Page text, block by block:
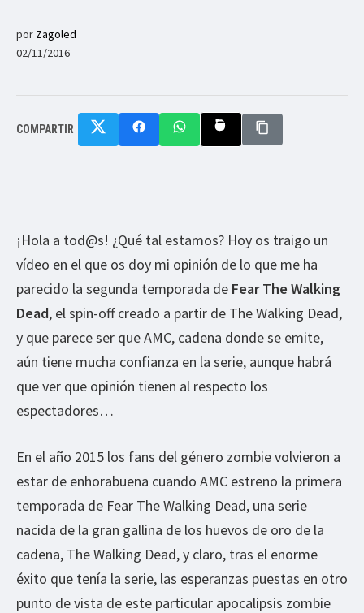
por Zagoled
02/11/2016
COMPARTIR
¡Hola a tod@s! ¿Qué tal estamos? Hoy os traigo un
vídeo en el que os doy mi opinión de lo que me ha
parecido la segunda temporada de Fear The Walking
Dead, el spin-off creado a partir de The Walking Dead,
y que parece ser que AMC, cadena donde se emite,
aún tiene mucha confianza en la serie, aunque habrá
que ver que opinión tienen al respecto los
espectadores…
En el año 2015 los fans del género zombie volvieron a
estar de enhorabuena cuando AMC estreno la primera
temporada de Fear The Walking Dead, una serie
nacida de la gran gallina de los huevos de oro de la
cadena, The Walking Dead, y claro, tras el enorme
éxito que tenía la serie, las esperanzas puestas en otro
punto de vista de este particular apocalipsis zombie